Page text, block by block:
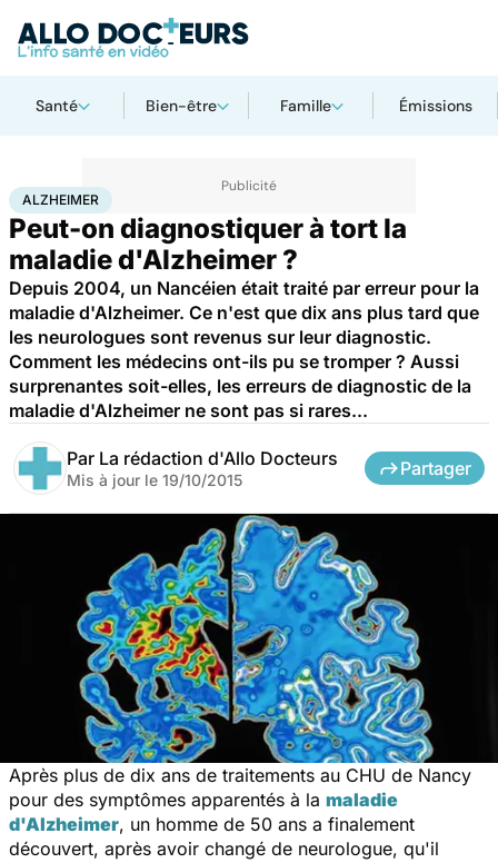
Santé Bien-être Famille Émissions
AccueilSanté Maladies
ALZHEIMER
Peut-on diagnostiquer à tort la
maladie d'Alzheimer ?
Depuis 2004, un Nancéien était traité par erreur pour la
maladie d'Alzheimer. Ce n'est que dix ans plus tard que
les neurologues sont revenus sur leur diagnostic.
Comment les médecins ont-ils pu se tromper ? Aussi
surprenantes soit-elles, les erreurs de diagnostic de la
maladie d'Alzheimer ne sont pas si rares...
Par La rédaction d'Allo Docteurs
Mis à jour le 19/10/2015
Partager
Après plus de dix ans de traitements au CHU de Nancy
pour des symptômes apparentés à la maladie
d'Alzheimer, un homme de 50 ans a finalement
découvert, après avoir changé de neurologue, qu'il